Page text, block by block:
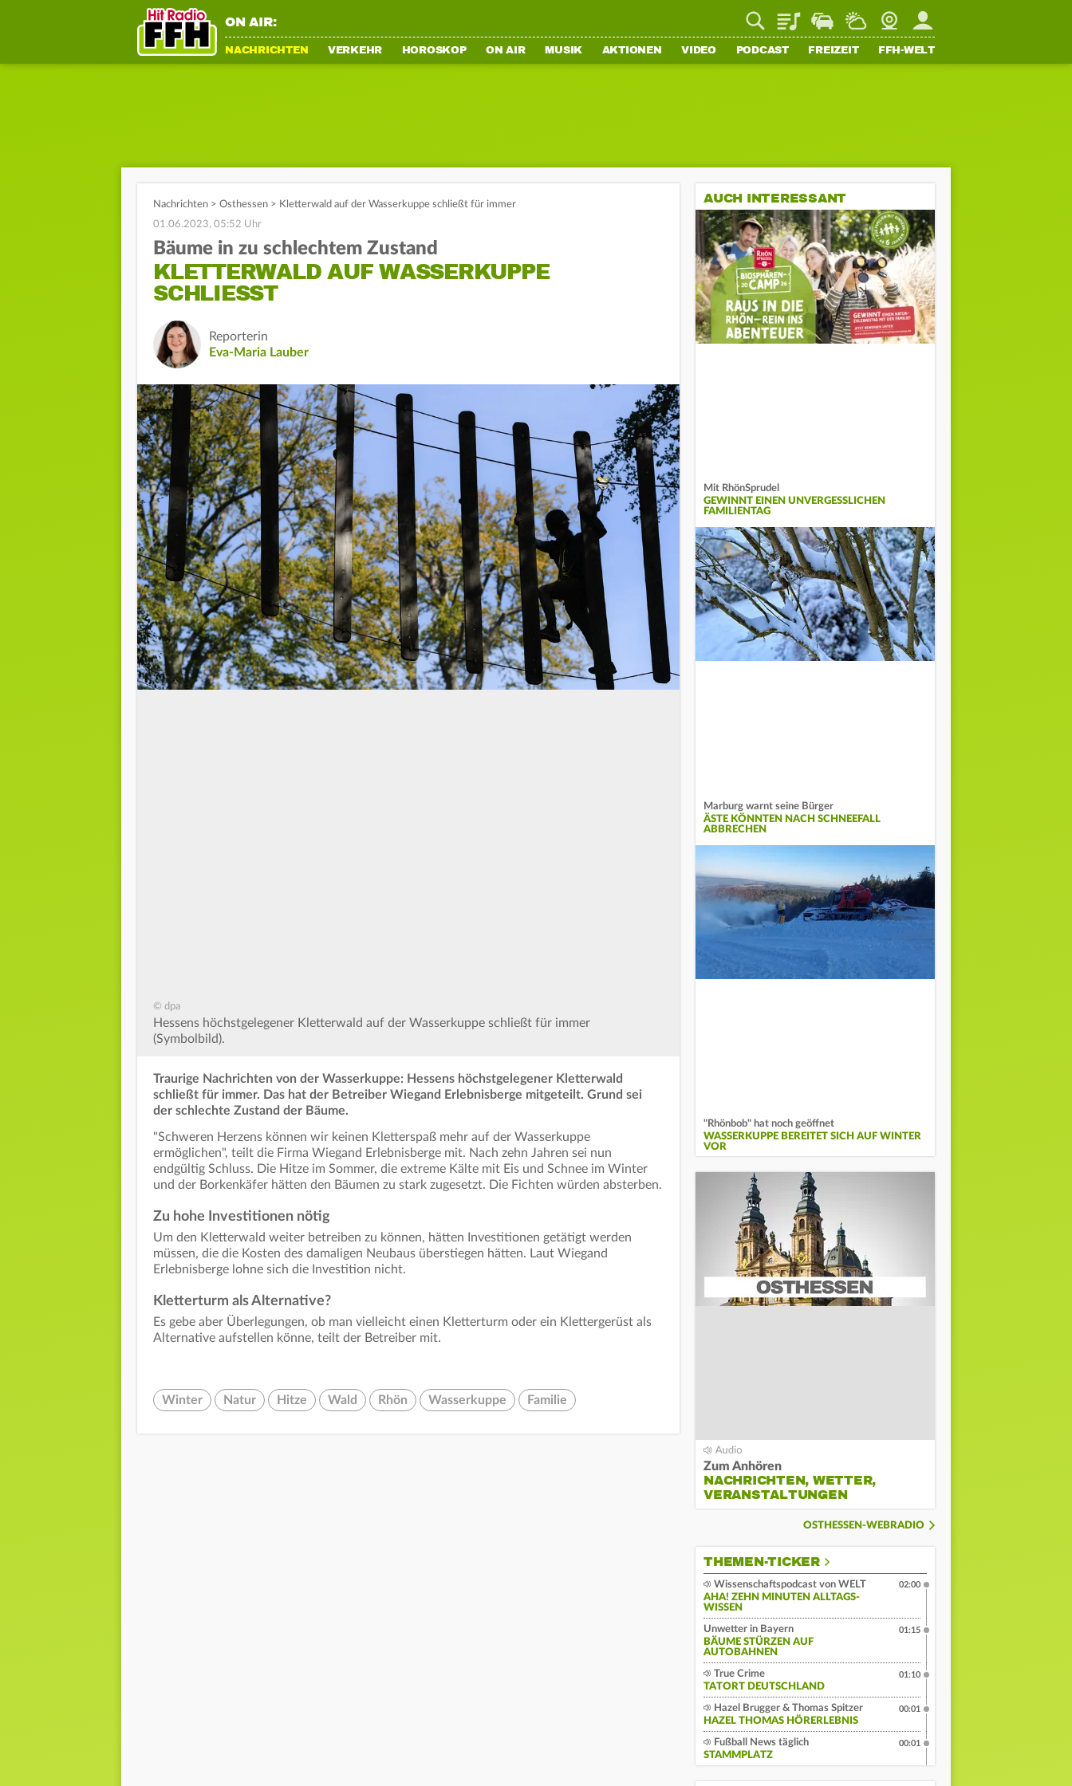
ON AIR: PlaylistStaupilotWetterWebcamMein FFH
NACHRICHTEN VERKEHR HOROSKOP ON AIR MUSIK AKTIONEN VIDEO PODCAST FREIZEIT FFH-WELT
Nachrichten > Osthessen > Kletterwald auf der Wasserkuppe schließt für immer
01.06.2023, 05:52 Uhr
Bäume in zu schlechtem Zustand
KLETTERWALD AUF WASSERKUPPE
SCHLIESST
Reporterin
Eva-Maria Lauber
© dpa
Hessens höchstgelegener Kletterwald auf der Wasserkuppe schließt für immer
(Symbolbild).
Traurige Nachrichten von der Wasserkuppe: Hessens höchstgelegener Kletterwald
schließt für immer. Das hat der Betreiber Wiegand Erlebnisberge mitgeteilt. Grund sei
der schlechte Zustand der Bäume.
"Schweren Herzens können wir keinen Kletterspaß mehr auf der Wasserkuppe
ermöglichen", teilt die Firma Wiegand Erlebnisberge mit. Nach zehn Jahren sei nun
endgültig Schluss. Die Hitze im Sommer, die extreme Kälte mit Eis und Schnee im Winter
und der Borkenkäfer hätten den Bäumen zu stark zugesetzt. Die Fichten würden absterben.
Zu hohe Investitionen nötig
Um den Kletterwald weiter betreiben zu können, hätten Investitionen getätigt werden
müssen, die die Kosten des damaligen Neubaus überstiegen hätten. Laut Wiegand
Erlebnisberge lohne sich die Investition nicht.
Kletterturm als Alternative?
Es gebe aber Überlegungen, ob man vielleicht einen Kletterturm oder ein Klettergerüst als
Alternative aufstellen könne, teilt der Betreiber mit.
Winter Natur Hitze Wald Rhön Wasserkuppe Familie
AUCH INTERESSANT
Mit RhönSprudel
GEWINNT EINEN UNVERGESSLICHEN
FAMILIENTAG
Marburg warnt seine Bürger
ÄSTE KÖNNTEN NACH SCHNEEFALL
ABBRECHEN
"Rhönbob" hat noch geöffnet
WASSERKUPPE BEREITET SICH AUF WINTER
VOR
Zum Anhören
NACHRICHTEN, WETTER,
VERANSTALTUNGEN
OSTHESSEN-WEBRADIO
THEMEN-TICKER
Wissenschaftspodcast von WELT
AHA! ZEHN MINUTEN ALLTAGS-
WISSEN
02:00
Unwetter in Bayern
BÄUME STÜRZEN AUF
AUTOBAHNEN
01:15
True Crime
TATORT DEUTSCHLAND
01:10
Hazel Brugger & Thomas Spitzer
HAZEL THOMAS HÖRERLEBNIS
00:01
Fußball News täglich
STAMMPLATZ
00:01